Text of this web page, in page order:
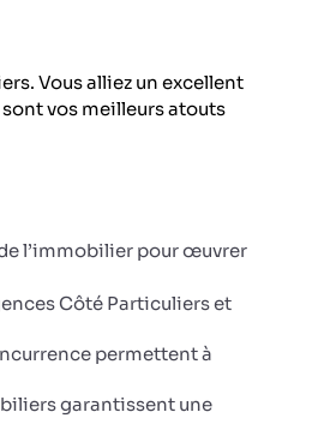
Vous alliez un excellent
vos meilleurs atouts
l’immobilier pour œuvrer
Côté Particuliers et
permettent à
garantissent une